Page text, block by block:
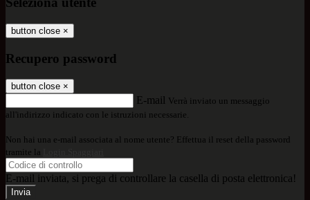
button close ×
Recupero password
button close ×
E-mail Verrà inviato un messaggio
all'indirizzo indicato con le istruzioni necessarie.
Non hai una e-mail associata al nome utente? Effettua il reset della password
tramite la
E-mail inviata, si prega di controllare la casella di posta elettronica!